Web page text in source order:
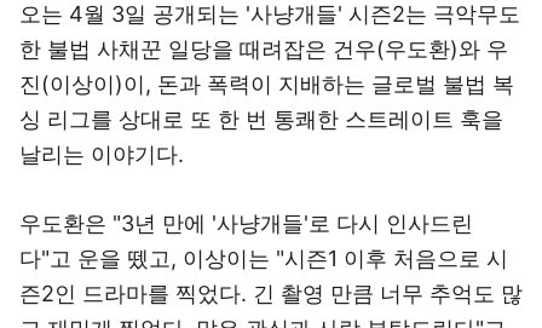
오는 4월 3일 공개되는 '사냥개들' 시즌2는 극악무도
한 불법 사채꾼 일당을 때려잡은 건우(우도환)와 우
진(이상이)이, 돈과 폭력이 지배하는 글로벌 불법 복
싱 리그를 상대로 또 한 번 통쾌한 스트레이트 훅을
날리는 이야기다.
우도환은 "3년 만에 '사냥개들'로 다시 인사드린
다"고 운을 뗐고, 이상이는 "시즌1 이후 처음으로 시
즌2인 드라마를 찍었다. 긴 촬영 만큼 너무 추억도 많